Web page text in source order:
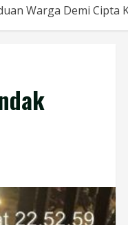
Warga Demi Cipta